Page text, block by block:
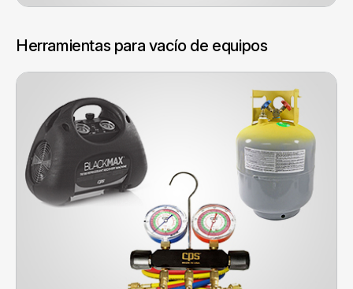
Herramientas para vacío de equipos